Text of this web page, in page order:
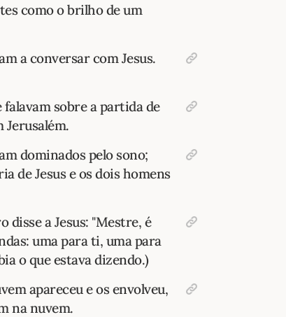
como o brilho de um
a conversar com Jesus.
sobre a partida de
Jerusalém.
dominados pelo sono;
de Jesus e os dois homens
disse a Jesus: "Mestre, é
uma para ti, uma para
o que estava dizendo.)
apareceu e os envolveu,
na nuvem.